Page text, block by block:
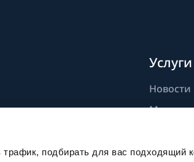
подбирать для вас подходящий
Услуги
Новости